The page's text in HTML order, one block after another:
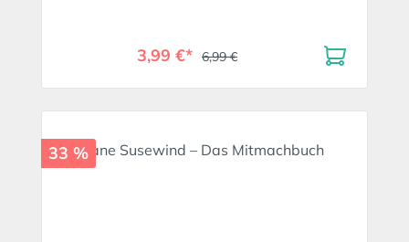
3,99 €* 6,99 €
33 %